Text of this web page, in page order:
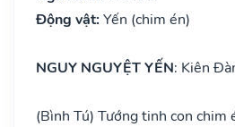
Động vật: Yến (chim én)
NGUY NGUYỆT YẾN: Kiên
(Bình Tú) Tướng tinh con chim